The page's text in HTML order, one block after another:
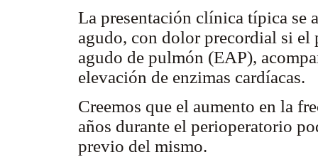
La presentación clínica típica se
agudo, con dolor precordial si el
agudo de pulmón (EAP),
elevación de enzimas cardíacas.
Creemos que el aumento en la
años durante el perioperatorio
previo del mismo.